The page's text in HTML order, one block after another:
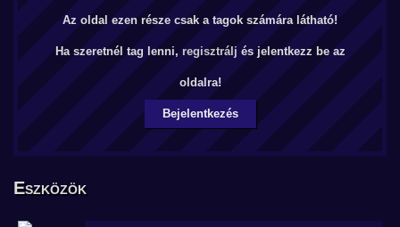
Az oldal ezen része csak a tagok számára látható!
Ha szeretnél tag lenni, regisztrálj és jelentkezz be az
oldalra!
Bejelentkezés
Eszközök